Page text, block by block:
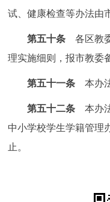
试、健康检查等办法由
第五十条 各区教
理实施细则，报市教委
第五十一条 本办
第五十二条 本办
中小学校学生学籍管理
止。